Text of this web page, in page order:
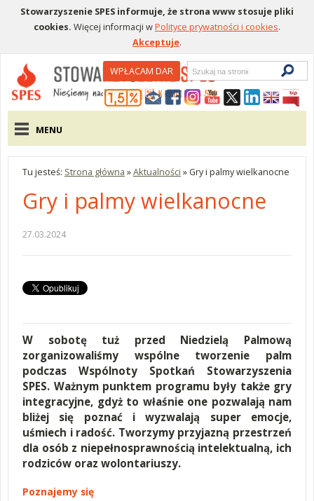
Stowarzyszenie SPES informuje, że strona www stosuje pliki
cookies. Więcej informacji wPolityce prywatności i cookies.
Akceptuje.
Menu pomocniczeWPŁACAM DAR
Wyszukiwarka
Menu główne
MENU
Tu jesteś: Strona główna »Aktualności » Gry i palmy wielkanocne
Gry i palmy wielkanocne
27.03.2024
W sobotę tuż przed Niedzielą Palmową
zorganizowaliśmy wspólne tworzenie palm
podczas Wspólnoty Spotkań Stowarzyszenia
SPES. Ważnym punktem programu były także gry
integracyjne, gdyż to właśnie one pozwalają nam
bliżej się poznać i wyzwalają super emocje,
uśmiech i radość. Tworzymy przyjazną przestrzeń
dla osób z niepełnosprawnością intelektualną, ich
rodziców oraz wolontariuszy.
Poznajemy się